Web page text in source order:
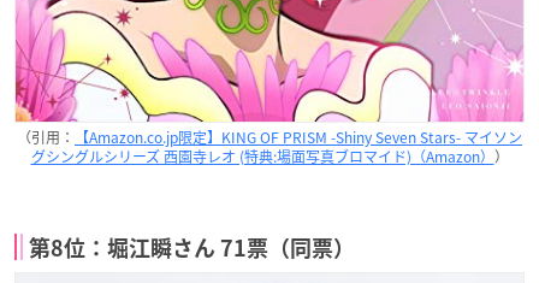
（引用：
【Amazon.co.jp限定】KING OF PRISM -Shiny Seven Stars- マイソン
グシングルシリーズ 西園寺レオ (特典:場面写真ブロマイド)（Amazon） ）
第8位：堀江瞬さん 71票（同票）